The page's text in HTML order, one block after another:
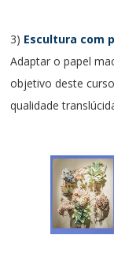
3) Escultura com
Adaptar o papel
objetivo deste
qualidade